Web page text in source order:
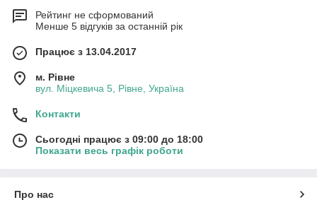
Рейтинг не сформований
Менше 5 відгуків за останній рік
Працює з 13.04.2017
м. Рівне
вул. Міцкевича 5, Рівне, Україна
Контакти
Сьогодні працює з 09:00 до 18:00
Показати весь графік роботи
Про нас